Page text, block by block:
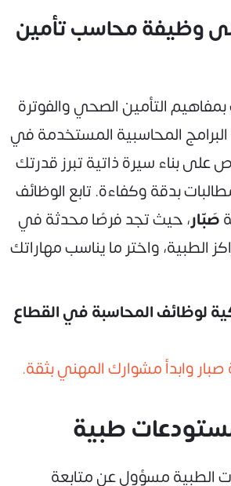
وظيفة محاسب تأمين
التأمين الصحي والفوترة
المحاسبية المستخدمة في
على بناء سيرة ذاتية تبرز قدرتك
بدقة وكفاءة. تابع الوظائف
صَبّار، حيث تجد فرصًا محدثة في
الطبية، واختر ما يناسب مهاراتك
لوظائف المحاسبة في القطاع
وابدأ مشوارك المهني بثقة.
الطبية مسؤول عن متابعة